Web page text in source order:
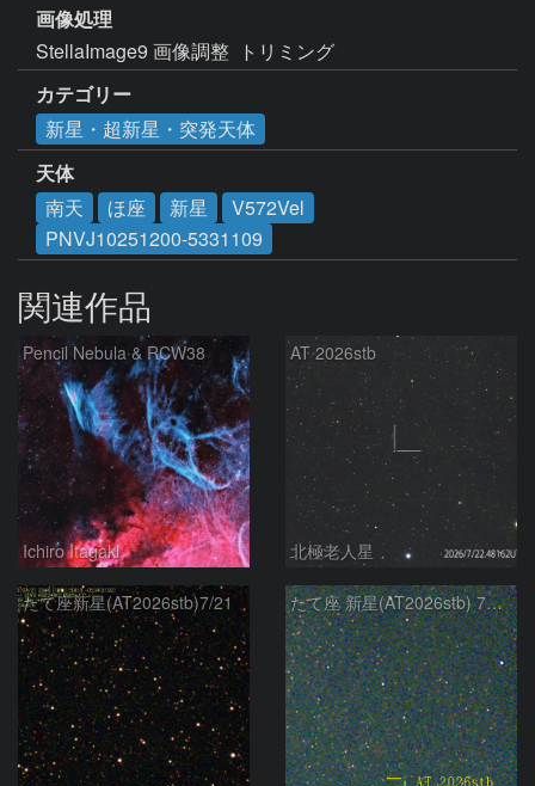
画像処理
StellaImage9 画像調整  トリミング
カテゴリー
新星・超新星・突発天体
天体
南天
ほ座 新星
V572Vel
PNVJ10251200-5331109
関連作品
Pencil Nebula & RCW38
Ichiro Itagaki
AT 2026stb
北極老人星
たて座新星(AT2026stb)7/21 たて座 新星(AT2026stb) 7月14日 Seestar50